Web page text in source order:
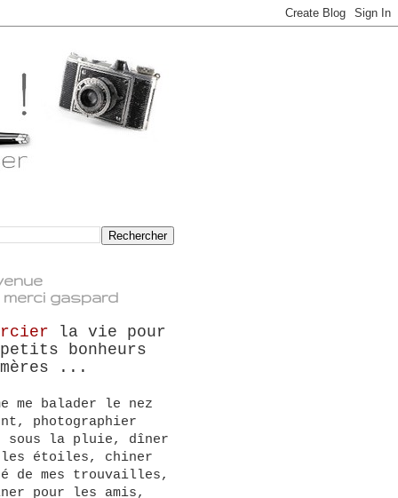
merci gaspard
la vie pour
bonheurs
...
me balader le nez
photographier
sous la pluie, dîner
les étoiles, chiner
de mes trouvailles,
pour les amis,